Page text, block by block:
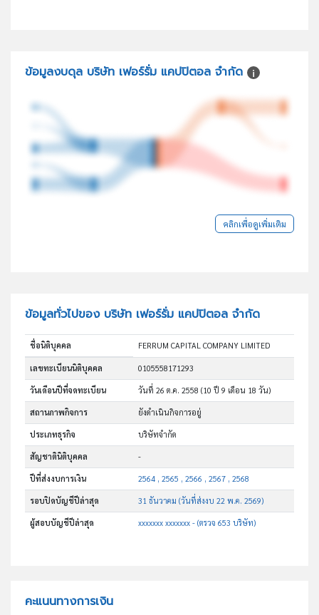
ข้อมูลงบดุล บริษัท เฟอร์รั่ม แคปปิตอล จำกัด
คลิกเพื่อดูเพิ่มเติม
ข้อมูลทั่วไปของ บริษัท เฟอร์รั่ม แคปปิตอล จำกัด
ชื่อนิติบุคคล FERRUM CAPITAL COMPANY LIMITED
เลขทะเบียนนิติบุคคล 0105558171293
วันเดือนปีที่จดทะเบียน วันที่ 26 ต.ค. 2558(10 ปี 9 เดือน 18 วัน)
สถานภาพกิจการ ยังดำเนินกิจการอยู่
ประเภทธุรกิจ บริษัทจำกัด
สัญชาตินิติบุคคล -
ปีที่ส่งงบการเงิน 2564 , 2565 , 2566 , 2567 , 2568
รอบปิดบัญชีปีล่าสุด 31 ธันวาคม (วันที่ส่งงบ 22 พ.ค. 2569)
ผู้สอบบัญชีปีล่าสุด xxxxxxx xxxxxxx - (ตรวจ 653 บริษัท)
คะแนนทางการเงิน